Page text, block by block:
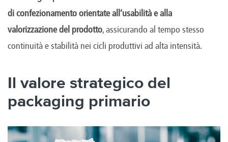
di confezionamento orientate all’usabilità e alla
valorizzazione del prodotto, assicurando al tempo stesso
continuità e stabilità nei cicli produttivi ad alta intensità.
Il valore strategico del
packaging primario